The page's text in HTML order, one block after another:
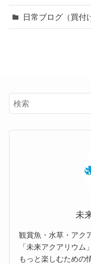
日常ブログ（買付
未
観賞魚・水草・アク
「未来アクアリウ
もっと楽しむための